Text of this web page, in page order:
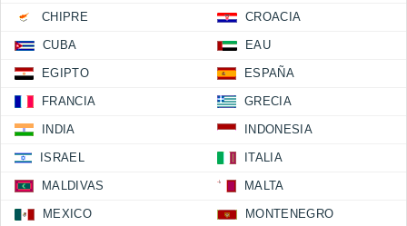
CHIPRE CROACIA
CUBA EAU
EGIPTO ESPAÑA
FRANCIA GRECIA
INDIA INDONESIA
ISRAEL ITALIA
MALDIVAS MALTA
MEXICO MONTENEGRO